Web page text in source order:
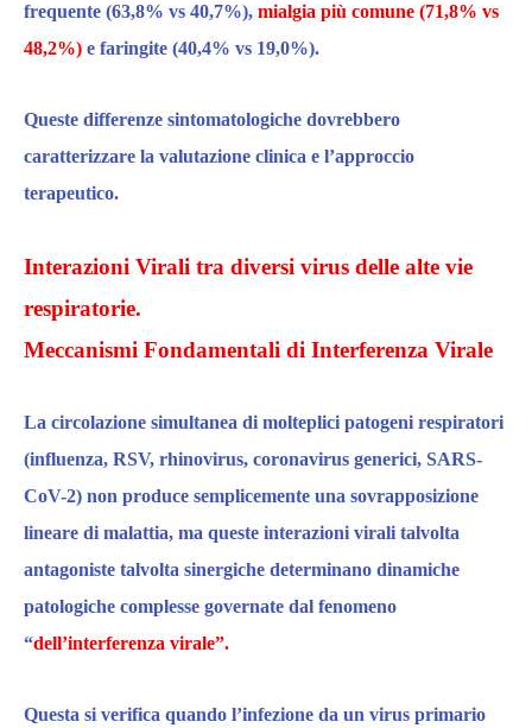
frequente (63,8% vs 40,7%), mialgia più comune (71,8% vs
48,2%) e faringite (40,4% vs 19,0%).
Queste differenze sintomatologiche dovrebbero
caratterizzare la valutazione clinica e l’approccio
terapeutico.​
Interazioni Virali tra diversi virus delle alte vie
respiratorie.
Meccanismi Fondamentali di Interferenza Virale
La circolazione simultanea di molteplici patogeni respiratori
(influenza, RSV, rhinovirus, coronavirus generici, SARS-
CoV-2) non produce semplicemente una sovrapposizione
lineare di malattia, ma queste interazioni virali talvolta
antagoniste talvolta sinergiche determinano dinamiche
patologiche complesse governate dal fenomeno
“dell’interferenza virale”.
Questa si verifica quando l’infezione da un virus primario